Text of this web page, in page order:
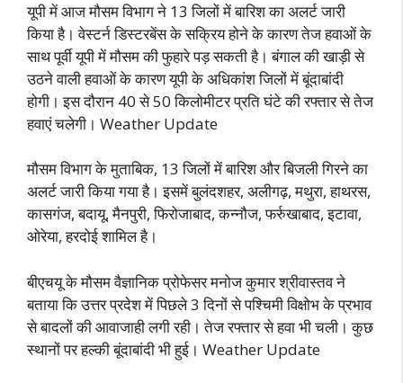
यूपी में आज मौसम विभाग ने 13 जिलों में बारिश का अलर्ट जारी
किया है। वेस्टर्न डिस्टरबेंस के सक्रिय होने के कारण तेज हवाओं के
साथ पूर्वी यूपी में मौसम की फुहारे पड़ सकती है। बंगाल की खाड़ी से
उठने वाली हवाओं के कारण यूपी के अधिकांश जिलों में बूंदाबांदी
होगी। इस दौरान 40 से 50 किलोमीटर प्रति घंटे की रफ्तार से तेज
हवाएं चलेगी। Weather Update
मौसम विभाग के मुताबिक, 13 जिलों में बारिश और बिजली गिरने का
अलर्ट जारी किया गया है। इसमें बुलंदशहर, अलीगढ़, मथुरा, हाथरस,
कासगंज, बदायू, मैनपुरी, फिरोजाबाद, कन्नौज, फर्रुखाबाद, इटावा,
ओरेया, हरदोई शामिल है।
बीएचयू के मौसम वैज्ञानिक प्रोफेसर मनोज कुमार श्रीवास्तव ने
बताया कि उत्तर प्रदेश में पिछले 3 दिनों से पश्चिमी विक्षोभ के प्रभाव
से बादलों की आवाजाही लगी रही। तेज रफ्तार से हवा भी चली। कुछ
स्थानों पर हल्की बूंदाबांदी भी हुई। Weather Update